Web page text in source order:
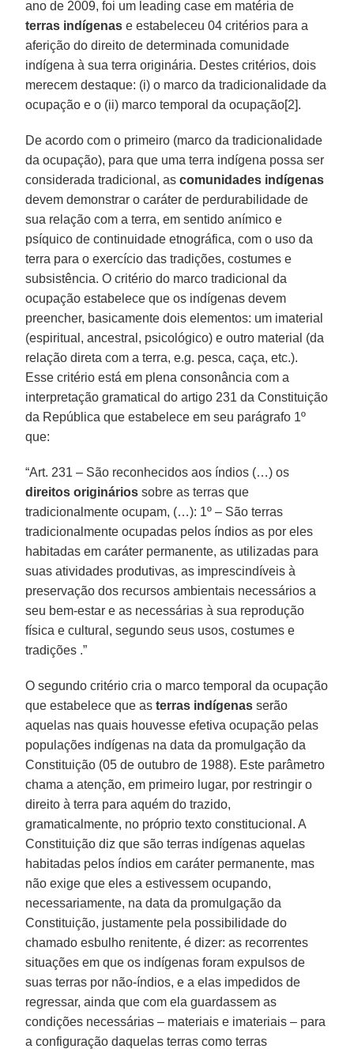
ano de 2009, foi um leading case em matéria de
terras indígenas e estabeleceu 04 critérios para a
aferição do direito de determinada comunidade
indígena à sua terra originária. Destes critérios, dois
merecem destaque: (i) o marco da tradicionalidade da
ocupação e o (ii) marco temporal da ocupação[2].
De acordo com o primeiro (marco da tradicionalidade
da ocupação), para que uma terra indígena possa ser
considerada tradicional, ascomunidades indígenas
devem demonstrar o caráter de perdurabilidade de
sua relação com a terra, em sentido anímico e
psíquico de continuidade etnográfica, com o uso da
terra para o exercício das tradições, costumes e
subsistência. O critério do marco tradicional da
ocupação estabelece que os indígenas devem
preencher, basicamente dois elementos: um imaterial
(espiritual, ancestral, psicológico) e outro material (da
relação direta com a terra, e.g. pesca, caça, etc.).
Esse critério está em plena consonância com a
interpretação gramatical do artigo 231 da Constituição
da República que estabelece em seu parágrafo 1º
que:
“Art. 231 – São reconhecidos aos índios (…) os
direitos originários sobre as terras que
tradicionalmente ocupam, (…): 1º – São terras
tradicionalmente ocupadas pelos índios as por eles
habitadas em caráter permanente, as utilizadas para
suas atividades produtivas, as imprescindíveis à
preservação dos recursos ambientais necessários a
seu bem-estar e as necessárias à sua reprodução
física e cultural, segundo seus usos, costumes e
tradições .”
O segundo critério cria o marco temporal da ocupação
que estabelece que asterras indígenas serão
aquelas nas quais houvesse efetiva ocupação pelas
populações indígenas na data da promulgação da
Constituição (05 de outubro de 1988). Este parâmetro
chama a atenção, em primeiro lugar, por restringir o
direito à terra para aquém do trazido,
gramaticalmente, no próprio texto constitucional. A
Constituição diz que são terras indígenas aquelas
habitadas pelos índios em caráter permanente, mas
não exige que eles a estivessem ocupando,
necessariamente, na data da promulgação da
Constituição, justamente pela possibilidade do
chamado esbulho renitente, é dizer: as recorrentes
situações em que os indígenas foram expulsos de
suas terras por não-índios, e a elas impedidos de
regressar, ainda que com ela guardassem as
condições necessárias – materiais e imateriais – para
a configuração daquelas terras como terras